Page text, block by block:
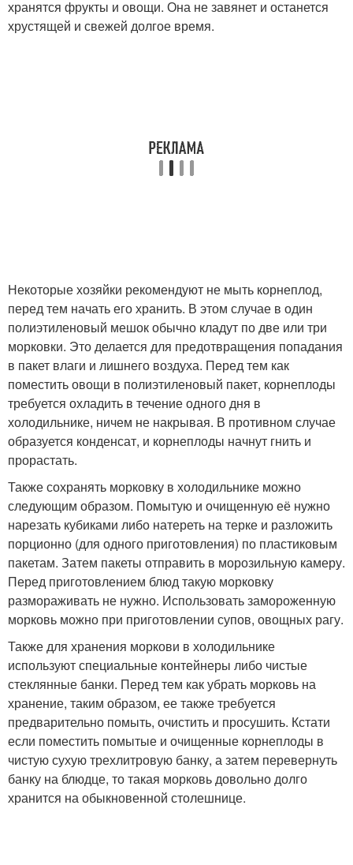
хранятся фрукты и овощи. Она не завянет и останется
хрустящей и свежей долгое время.
Некоторые хозяйки рекомендуют не мыть корнеплод,
перед тем начать его хранить. В этом случае в один
полиэтиленовый мешок обычно кладут по две или три
морковки. Это делается для предотвращения попадания
в пакет влаги и лишнего воздуха. Перед тем как
поместить овощи в полиэтиленовый пакет, корнеплоды
требуется охладить в течение одного дня в
холодильнике, ничем не накрывая. В противном случае
образуется конденсат, и корнеплоды начнут гнить и
прорастать.
Также сохранять морковку в холодильнике можно
следующим образом. Помытую и очищенную её нужно
нарезать кубиками либо натереть на терке и разложить
порционно (для одного приготовления) по пластиковым
пакетам. Затем пакеты отправить в морозильную камеру.
Перед приготовлением блюд такую морковку
размораживать не нужно. Использовать замороженную
морковь можно при приготовлении супов, овощных рагу.
Также для хранения моркови в холодильнике
используют специальные контейнеры либо чистые
стеклянные банки. Перед тем как убрать морковь на
хранение, таким образом, ее также требуется
предварительно помыть, очистить и просушить. Кстати
если поместить помытые и очищенные корнеплоды в
чистую сухую трехлитровую банку, а затем перевернуть
банку на блюдце, то такая морковь довольно долго
хранится на обыкновенной столешнице.